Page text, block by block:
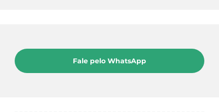
Fale pelo WhatsApp